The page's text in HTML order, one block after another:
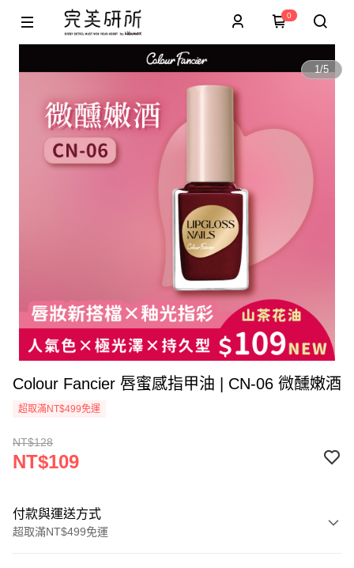
0
1/5
Colour Fancier 唇蜜感指甲油 | CN-06 微醺嫩酒
超取滿NT$499免運
NT$128
NT$109
付款與運送方式
超取滿NT$499免運